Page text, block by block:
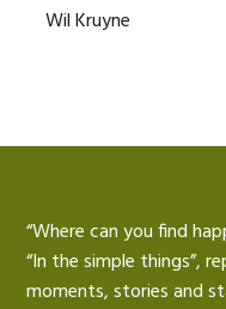
Wil Kruyne
“Where can you find
“In the simple things”,
moments, stories and